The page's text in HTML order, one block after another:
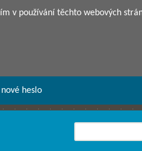
v používání těchto webových
heslo